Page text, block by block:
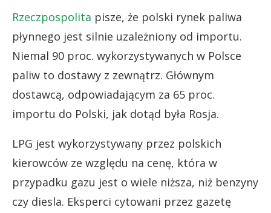
Rzeczpospolita pisze, że polski rynek paliwa
płynnego jest silnie uzależniony od importu.
Niemal 90 proc. wykorzystywanych w Polsce
paliw to dostawy z zewnątrz. Głównym
dostawcą, odpowiadającym za 65 proc.
importu do Polski, jak dotąd była Rosja.
LPG jest wykorzystywany przez polskich
kierowców ze względu na cenę, która w
przypadku gazu jest o wiele niższa, niż benzyny
czy diesla. Eksperci cytowani przez gazetę